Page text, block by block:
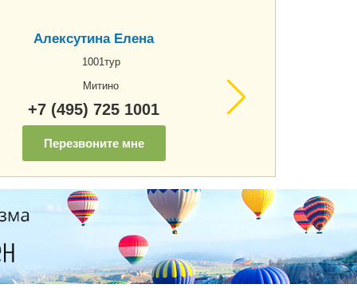
Алексутина Елена
1001тур
Митино
+7 (495) 725 1001
Перезвоните мне